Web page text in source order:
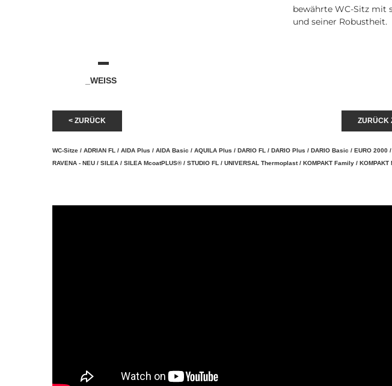
bewährte WC-Sitz mit
und seiner Robustheit.
_WEISS
< ZURÜCK ZURÜCK
WC-Sitze / ADRIAN FL / AIDA Plus / AIDA Basic / AQUILA Plus / DARIO FL / DARIO Plus / DARIO Basic / EURO 2000 /
RAVENA - NEU / SILEA / SILEA McoatPLUS®/ STUDIO FL / UNIVERSAL Thermoplast/ KOMPAKT Family / KOMPAKT